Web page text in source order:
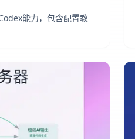
能力，包含配置教